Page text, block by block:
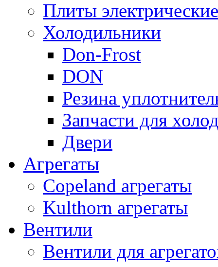
Плиты электрические
Холодильники
Don-Frost
DON
Резина
Запчасти для
Двери
Агрегаты
Copeland агрегаты
Kulthorn агрегаты
Вентили
Вентили для